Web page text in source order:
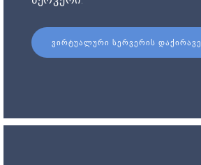
ᲕᲘᲠᲢᲣᲐᲚᲣᲠᲘ ᲡᲔᲠᲕᲔᲠᲘᲡ